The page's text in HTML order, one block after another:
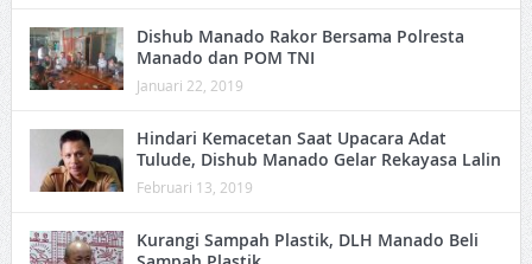
Dishub Manado Rakor Bersama Polresta
Manado dan POM TNI
Januari 22, 2019
Hindari Kemacetan Saat Upacara Adat
Tulude, Dishub Manado Gelar Rekayasa Lalin
Februari 13, 2019
Kurangi Sampah Plastik, DLH Manado Beli